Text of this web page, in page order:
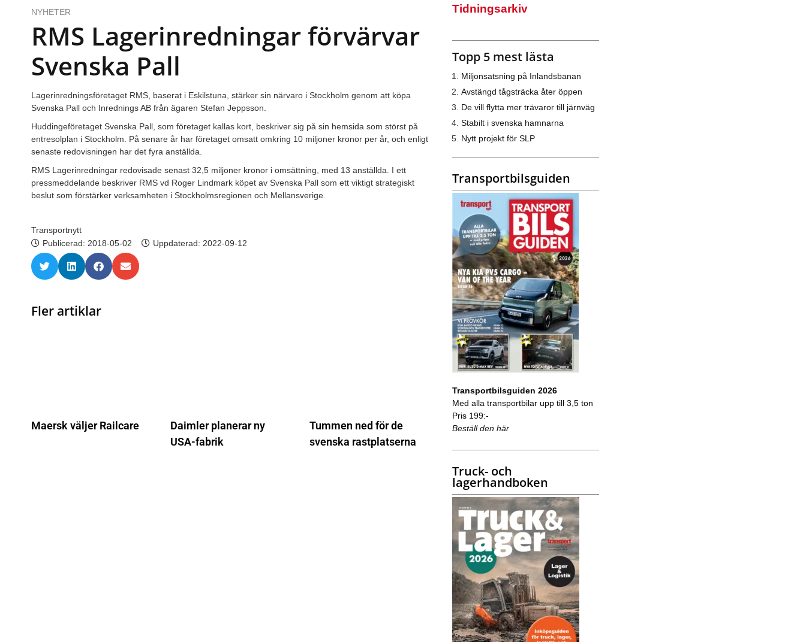
NYHETER
RMS Lagerinredningar förvärvar
Svenska Pall
Lagerinredningsföretaget RMS, baserat i Eskilstuna, stärker sin närvaro i Stockholm genom att köpa
Svenska Pall och Inrednings AB från ägaren Stefan Jeppsson.
Huddingeföretaget Svenska Pall, som företaget kallas kort, beskriver sig på sin hemsida som störst på
entresolplan i Stockholm. På senare år har företaget omsatt omkring 10 miljoner kronor per år, och enligt
senaste redovisningen har det fyra anställda.
RMS Lagerinredningar redovisade senast 32,5 miljoner kronor i omsättning, med 13 anställda. I ett
pressmeddelande beskriver RMS vd Roger Lindmark köpet av Svenska Pall som ett viktigt strategiskt
beslut som förstärker verksamheten i Stockholmsregionen och Mellansverige.
Transportnytt
Publicerad: 2018-05-02 Uppdaterad: 2022-09-12
Fler artiklar
Maersk väljer Railcare
Daimler planerar ny
USA-fabrik
Tummen ned för de
svenska rastplatserna
Tidningsarkiv
Topp 5 mest lästa
Miljonsatsning på Inlandsbanan
Avstängd tågsträcka åter öppen
De vill flytta mer trävaror till järnväg
Stabilt i svenska hamnarna
Nytt projekt för SLP
Transportbilsguiden
Transportbilsguiden 2026
Med alla transportbilar upp till 3,5 ton
Pris 199:-
Beställ den här
Truck- och
lagerhandboken